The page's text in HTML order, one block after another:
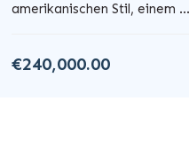
amerikanischen Stil, einem ...
€240,000.00